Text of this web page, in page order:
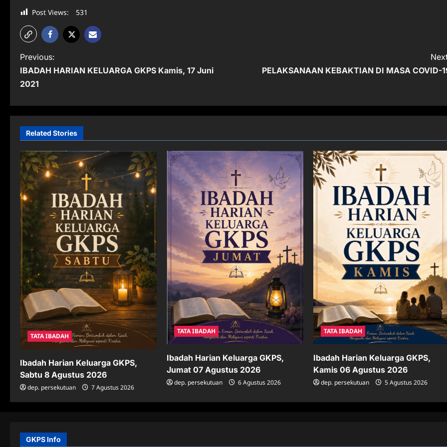
Post Views: 531
P
o
t
n
a
v
i
g
a
i
o
n
Previous:
IBADAH HARIAN KELUARGA GKPS Kamis, 17 Juni
2021
PELAKSANAAN KEBAKTIAN DI MASA COVID-
Related Stories
TATA IBADAH
Ibadah Harian Keluarga GKPS,
Sabtu 8 Agustus 2026
dep. persekutuan 7 Agustus 2026
TATA IBADAH
Ibadah Harian Keluarga GKPS,
Jumat 07 Agustus 2026
dep. persekutuan 6 Agustus 2026
TATA IBADAH
Ibadah Harian Keluarga GKPS,
Kamis 06 Agustus 2026
dep. persekutuan 5 Agustus 2026
GKPS Info